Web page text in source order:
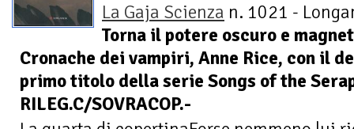
La Gaja Scienza n. 1021 -
Torna il potere oscuro e
Cronache dei vampiri, Anne Rice, con il
primo titolo della serie Songs of the
RILEG.C/SOVRACOP.-